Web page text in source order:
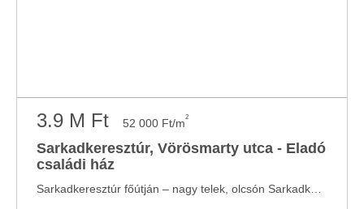
3.9 M Ft 52 000 Ft/m2
Sarkadkeresztúr, Vörösmarty utca - Eladó
családi ház